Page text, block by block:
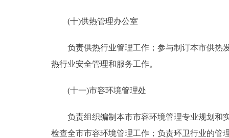
(十)供热管理办公室
负责供热行业管理工作；参与制订本市供热发
热行业安全管理和服务工作。
(十一)市容环境管理处
负责组织编制本市市容环境管理专业规划和实
检查全市市容环境管理工作；负责环卫行业的管